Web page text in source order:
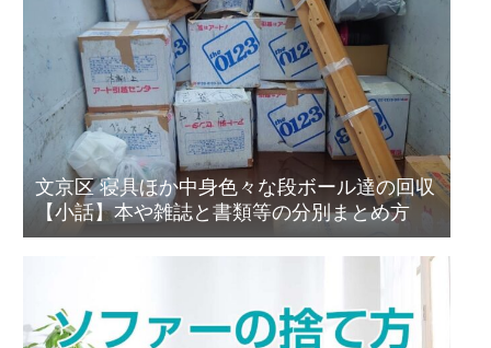
文京区 寝具ほか中身色々な段ボール達の回収
【小話】本や雑誌と書類等の分別まとめ方